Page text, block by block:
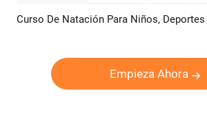
Previsualizar Crear
Empieza Ahora